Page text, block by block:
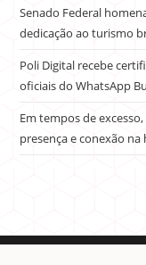
Senado Federal
dedicação ao turismo
Poli Digital recebe
oficiais do WhatsApp
Em tempos de
presença e conexão